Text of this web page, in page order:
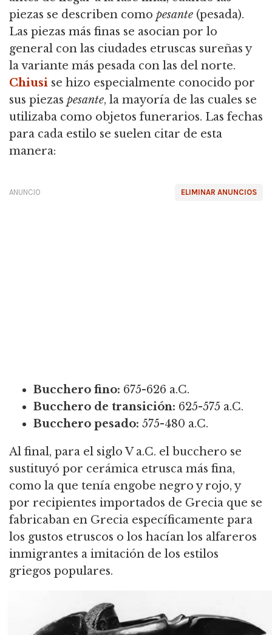
piezas se describen como pesante (pesada).
Las piezas más finas se asocian por lo
general con las ciudades etruscas sureñas y
la variante más pesada con las del norte.
Chiusi se hizo especialmente conocido por
sus piezas pesante, la mayoría de las cuales se
utilizaba como objetos funerarios. Las fechas
para cada estilo se suelen citar de esta
manera:
ELIMINAR ANUNCIOS
ANUNCIO
Bucchero fino: 675-626 a.C.
Bucchero de transición: 625-575 a.C.
Bucchero pesado: 575-480 a.C.
Al final, para el siglo V a.C. el bucchero se
sustituyó por cerámica etrusca más fina,
como la que tenía engobe negro y rojo, y
por recipientes importados de Grecia que se
fabricaban en Grecia específicamente para
los gustos etruscos o los hacían los alfareros
inmigrantes a imitación de los estilos
griegos populares.